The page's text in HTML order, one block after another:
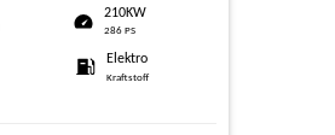
210KW
286 PS
Elektro
Kraftstoff